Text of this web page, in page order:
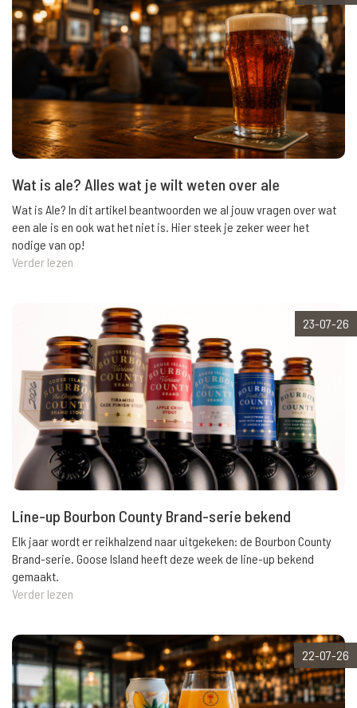
Wat is ale? Alles wat je wilt weten over ale
Wat is Ale? In dit artikel beantwoorden we al jouw vragen over wat
een ale is en ook wat het niet is. Hier steek je zeker weer het
nodige van op!
Verder lezen
23-07-26
Line-up Bourbon County Brand-serie bekend
Elk jaar wordt er reikhalzend naar uitgekeken: de Bourbon County
Brand-serie. Goose Island heeft deze week de line-up bekend
gemaakt.
Verder lezen
22-07-26